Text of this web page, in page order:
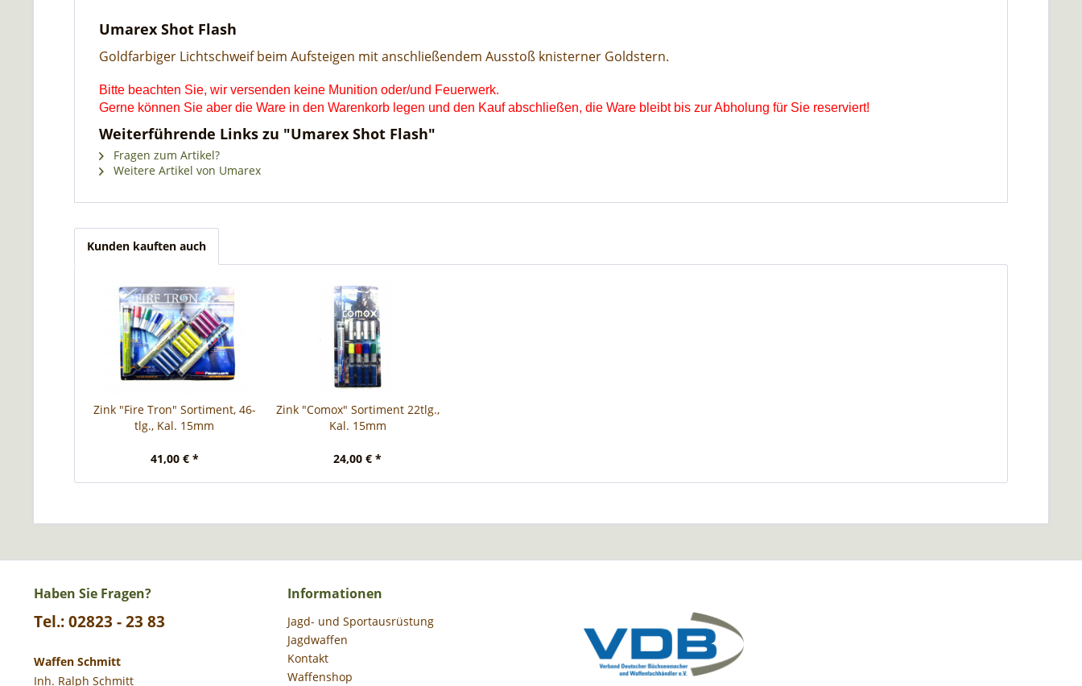
Umarex Shot Flash
Goldfarbiger Lichtschweif beim Aufsteigen mit anschließendem Ausstoß knisterner Goldstern.
Bitte beachten Sie, wir versenden keine Munition oder/und Feuerwerk.
Gerne können Sie aber die Ware in den Warenkorb legen und den Kauf abschließen, die Ware bleibt bis zur Abholung für Sie reserviert!
Weiterführende Links zu "Umarex Shot Flash"
Fragen zum Artikel?
Weitere Artikel von Umarex
Kunden kauften auch
Zink "Fire Tron" Sortiment, 46-
tlg., Kal. 15mm
41,00 € *
Zink "Comox" Sortiment 22tlg.,
Kal. 15mm
24,00 € *
Haben Sie Fragen?
Tel.: 02823 - 23 83
Waffen Schmitt
Inh. Ralph Schmitt
Informationen
Jagd- und Sportausrüstung
Jagdwaffen
Kontakt
Waffenshop